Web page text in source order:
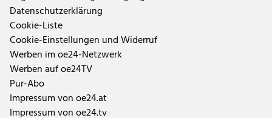
Datenschutzerklärung
Cookie-Liste
Cookie-Einstellungen und Widerruf
Werben im oe24-Netzwerk
Werben auf oe24TV
Pur-Abo
Impressum von oe24.at
Impressum von oe24.tv